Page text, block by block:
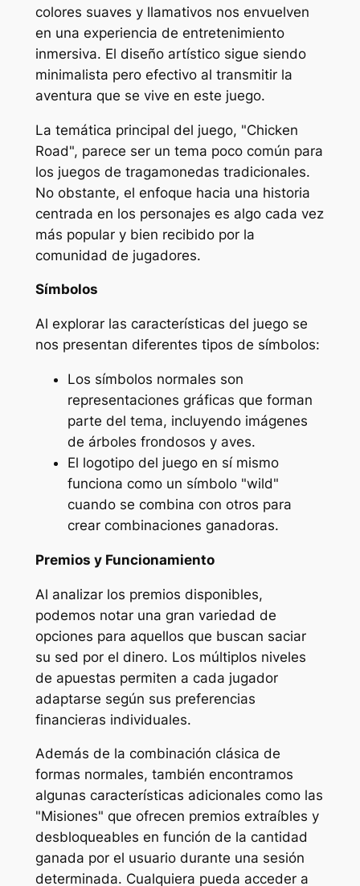
colores suaves y llamativos nos envuelven
en una experiencia de entretenimiento
inmersiva. El diseño artístico sigue siendo
minimalista pero efectivo al transmitir la
aventura que se vive en este juego.
La temática principal del juego, "Chicken
Road", parece ser un tema poco común para
los juegos de tragamonedas tradicionales.
No obstante, el enfoque hacia una historia
centrada en los personajes es algo cada vez
más popular y bien recibido por la
comunidad de jugadores.
Símbolos
Al explorar las características del juego se
nos presentan diferentes tipos de símbolos:
Los símbolos normales son
representaciones gráficas que forman
parte del tema, incluyendo imágenes
de árboles frondosos y aves.
El logotipo del juego en sí mismo
funciona como un símbolo "wild"
cuando se combina con otros para
crear combinaciones ganadoras.
Premios y Funcionamiento
Al analizar los premios disponibles,
podemos notar una gran variedad de
opciones para aquellos que buscan saciar
su sed por el dinero. Los múltiplos niveles
de apuestas permiten a cada jugador
adaptarse según sus preferencias
financieras individuales.
Además de la combinación clásica de
formas normales, también encontramos
algunas características adicionales como las
"Misiones" que ofrecen premios extraíbles y
desbloqueables en función de la cantidad
ganada por el usuario durante una sesión
determinada. Cualquiera pueda acceder a